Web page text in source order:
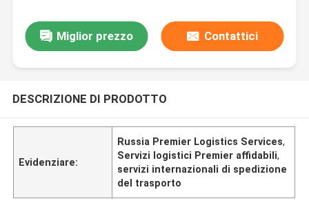
Miglior prezzo Contattici
DESCRIZIONE DI PRODOTTO
Evidenziare:
Russia Premier Logistics Services,
Servizi logistici Premier affidabili,
servizi internazionali di spedizione
del trasporto